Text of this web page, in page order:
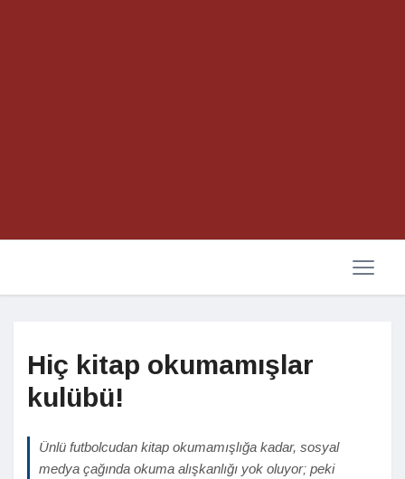
Hiç kitap okumamışlar
kulübü!
Ünlü futbolcudan kitap okumamışlığa kadar, sosyal
medya çağında okuma alışkanlığı yok oluyor; peki